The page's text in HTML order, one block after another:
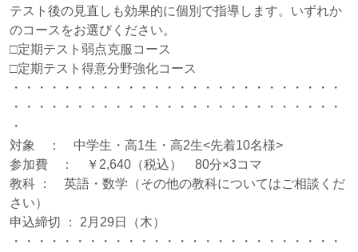
テスト後の見直しも効果的に個別で指導します。いずれか
のコースをお選びください。
□定期テスト弱点克服コース
□定期テスト得意分野強化コース
・・・・・・・・・・・・・・・・・・・・・・・・・・
・・・・・・・・・・・・・・・・・・・・・・・・・・
・
対象 ： 中学生・高1生・高2生<先着10名様>
参加費 ： ￥2,640（税込） 80分×3コマ
教科 ： 英語・数学（その他の教科についてはご相談くだ
さい）
申込締切 ： 2月29日（木）
・・・・・・・・・・・・・・・・・・・・・・・・・・